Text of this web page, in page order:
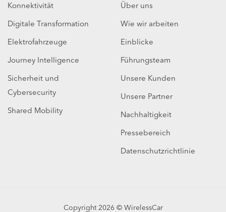
Konnektivität
Digitale Transformation
Elektrofahrzeuge
Journey Intelligence
Sicherheit und
Cybersecurity
Shared Mobility
Über uns
Wie wir arbeiten
Einblicke
Führungsteam
Unsere Kunden
Unsere Partner
Nachhaltigkeit
Pressebereich
Datenschutzrichtlinie
Copyright 2026 © WirelessCar